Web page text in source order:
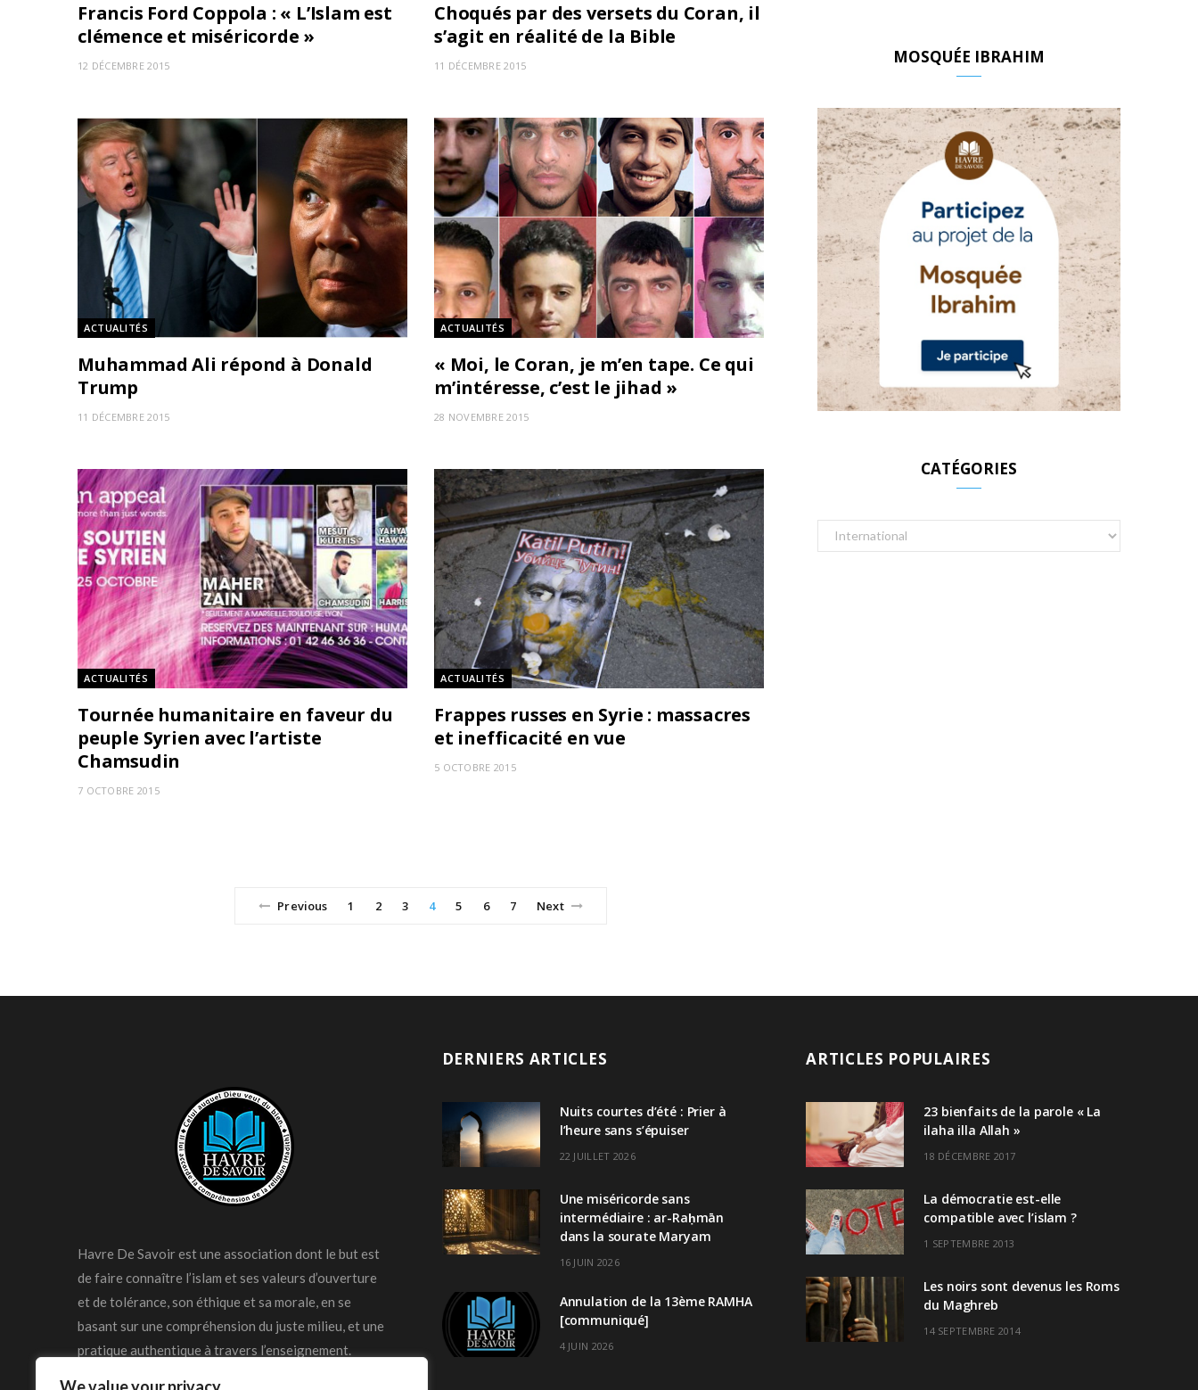
Francis Ford Coppola : « L’Islam est
clémence et miséricorde »
12 DÉCEMBRE 2015
Choqués par des versets du Coran, il
s’agit en réalité de la Bible
11 DÉCEMBRE 2015
ACTUALITÉS
Muhammad Ali répond à Donald
Trump
11 DÉCEMBRE 2015
ACTUALITÉS
« Moi, le Coran, je m’en tape. Ce qui
m’intéresse, c’est le jihad »
28 NOVEMBRE 2015
ACTUALITÉS
Tournée humanitaire en faveur du
peuple Syrien avec l’artiste
Chamsudin
7 OCTOBRE 2015
ACTUALITÉS
Frappes russes en Syrie : massacres
et inefficacité en vue
5 OCTOBRE 2015
Previous 1 2 3 4 5 6 7 Next
MOSQUÉE IBRAHIM
CATÉGORIES
Catégories
Havre De Savoir est une association dont le but est
de faire connaître l’islam et ses valeurs d’ouverture
et de tolérance, son éthique et sa morale, en se
basant sur une compréhension du juste milieu, et une
pratique authentique à travers l’enseignement.
DERNIERS ARTICLES
Nuits courtes d’été : Prier à
l’heure sans s’épuiser
22 JUILLET 2026
Une miséricorde sans
intermédiaire : ar-Raḥmān
dans la sourate Maryam
16 JUIN 2026
Annulation de la 13ème RAMHA
[communiqué]
4 JUIN 2026
ARTICLES POPULAIRES
23 bienfaits de la parole « La
ilaha illa Allah »
18 DÉCEMBRE 2017
La démocratie est-elle
compatible avec l’islam ?
1 SEPTEMBRE 2013
Les noirs sont devenus les Roms
du Maghreb
14 SEPTEMBRE 2014